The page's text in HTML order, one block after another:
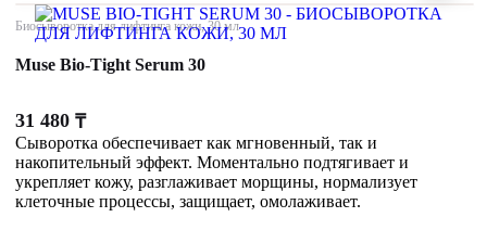
Биосыворотка для лифтинга кожи, 30 мл
Muse Bio-Tight Serum 30
31 480 ₸
Сыворотка обеспечивает как мгновенный, так и
накопительный эффект. Моментально подтягивает и
укрепляет кожу, разглаживает морщины, нормализует
клеточные процессы, защищает, омолаживает.